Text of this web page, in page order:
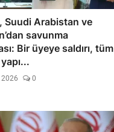
Suudi Arabistan ve
savunma
Bir üyeye saldırı, tüm
0